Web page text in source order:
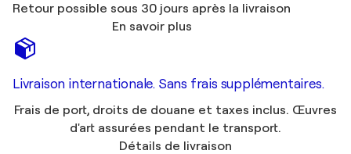
Retour possible sous 30 jours après la livraison
En savoir plus
Livraison internationale. Sans frais supplémentaires.
Frais de port, droits de douane et taxes inclus. Œuvres
d'art assurées pendant le transport.
Détails de livraison